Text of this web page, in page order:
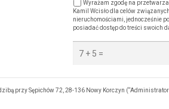
Wyrażam zgodę na
Kamil Wcisło dla celów
nieruchomościami, jednocześnie
posiadać dostęp do treści swoich
przy Sępichów 72, 28-136 Nowy Korczyn